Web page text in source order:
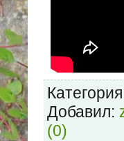
Добавил:
(0)